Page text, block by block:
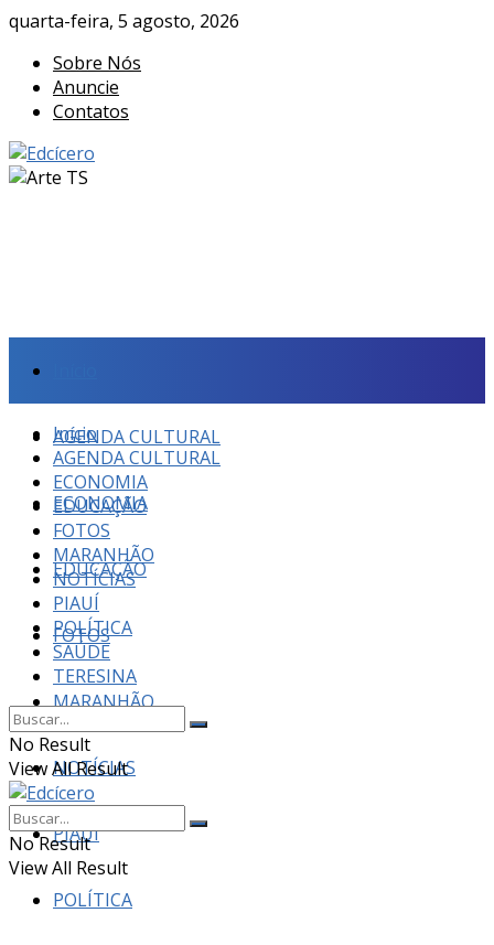
quarta-feira, 5 agosto, 2026
Sobre Nós
Anuncie
Contatos
AGENDA CULTURAL
ECONOMIA
EDUCAÇÃO
FOTOS
MARANHÃO
NOTÍCIAS
PIAUÍ
POLÍTICA
Início
AGENDA CULTURAL
ECONOMIA
EDUCAÇÃO
FOTOS
MARANHÃO
NOTÍCIAS
PIAUÍ
POLÍTICA
SAÚDE
TERESINA
No Result
View All Result
No Result
View All Result